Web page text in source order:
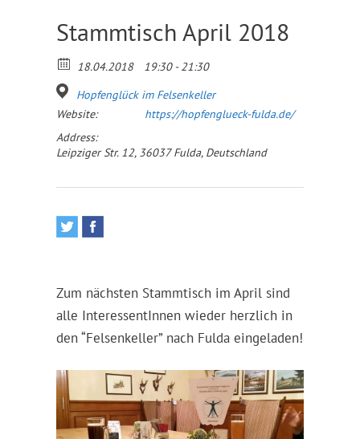
Stammtisch April 2018
18.04.2018
19:30 - 21:30
Hopfenglück im Felsenkeller
Website:
https://hopfenglueck-fulda.de/
Address:
Leipziger Str. 12, 36037 Fulda, Deutschland
Zum nächsten Stammtisch im April sind
alle InteressentInnen wieder herzlich in
den “Felsenkeller” nach Fulda eingeladen!